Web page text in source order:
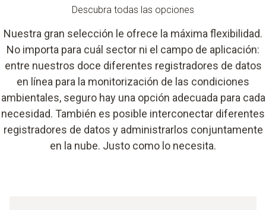
Descubra todas las opciones
Nuestra gran selección le ofrece la máxima flexibilidad.
No importa para cuál sector ni el campo de aplicación:
entre nuestros doce diferentes registradores de datos
en línea para la monitorización de las condiciones
ambientales, seguro hay una opción adecuada para cada
necesidad. También es posible interconectar diferentes
registradores de datos y administrarlos conjuntamente
en la nube. Justo como lo necesita.